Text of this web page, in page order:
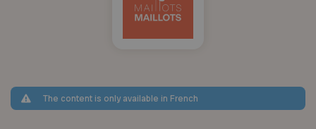
The content is only available in French